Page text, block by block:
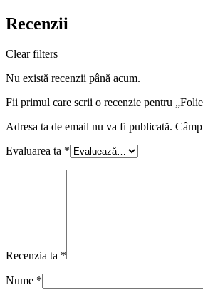
Recenzii
Clear filters
Nu există recenzii până acum.
Fii primul care scrii o recenzie pentru
Adresa ta de email nu va fi publicată.
Evaluarea ta *
Recenzia ta *
Nume *